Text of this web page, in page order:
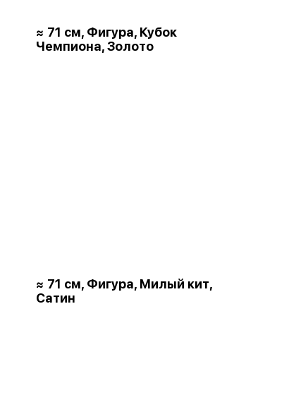
≈ 71 см, Фигура, Кубок
Чемпиона, Золото
≈ 71 см, Фигура, Милый кит,
Сатин